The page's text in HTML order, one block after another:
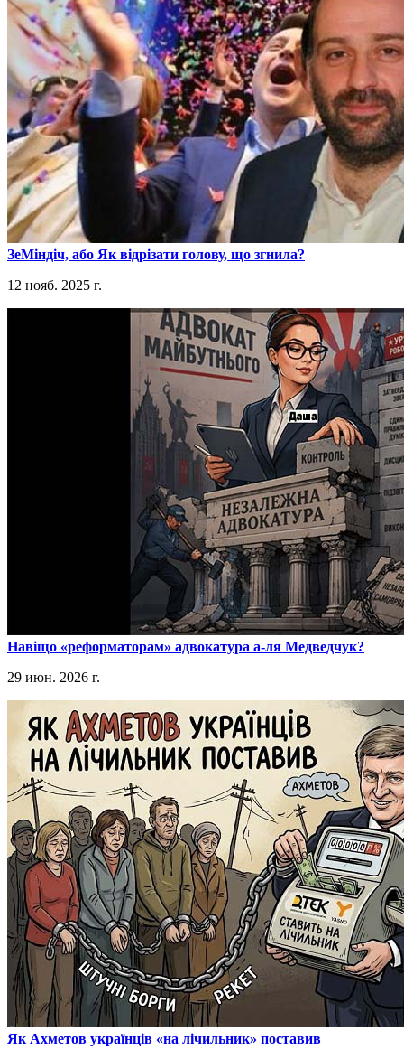
​ЗеМіндіч, або Як відрізати голову, що згнила?
12 нояб. 2025 г.
​Навіщо «реформаторам» адвокатура а-ля Медведчук?
29 июн. 2026 г.
​Як Ахметов українців «на лічильник» поставив